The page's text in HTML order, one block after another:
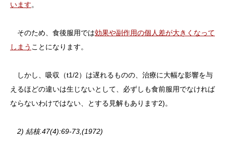
います。
そのため、食後服用では効果や副作用の個人差が大きくなって
しまう ことになります。
しかし、吸収（t1/2）は遅れるものの、治療に大幅な影響を与
えるほどの違いは生じないとして、必ずしも食前服用でなければ
ならないわけではない、とする見解もあります2)。
2) 結核.47(4):69-73,(1972)